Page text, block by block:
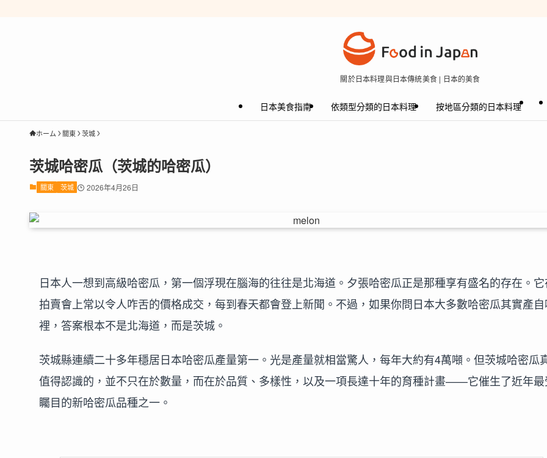
關於日本料理與日本傳統美食 | 日本的美食
日本美食指南 依類型分類的日本料理 按地區分類的日本料理
ホーム 關東 茨城
茨城哈密瓜（茨城的哈密瓜）
關東 茨城 2026年4月26日
日本人一想到高級哈密瓜，第一個浮現在腦海的往往是北海道。夕張哈密瓜正是那種享有盛名的存在。它
拍賣會上常以令人咋舌的價格成交，每到春天都會登上新聞。不過，如果你問日本大多數哈密瓜其實產自
裡，答案根本不是北海道，而是茨城。
茨城縣連續二十多年穩居日本哈密瓜產量第一。光是產量就相當驚人，每年大約有4萬噸。但茨城哈密瓜
值得認識的，並不只在於數量，而在於品質、多樣性，以及一項長達十年的育種計畫——它催生了近年最
矚目的新哈密瓜品種之一。